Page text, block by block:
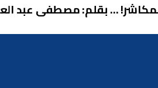
… بقلم: مصطفى عبد